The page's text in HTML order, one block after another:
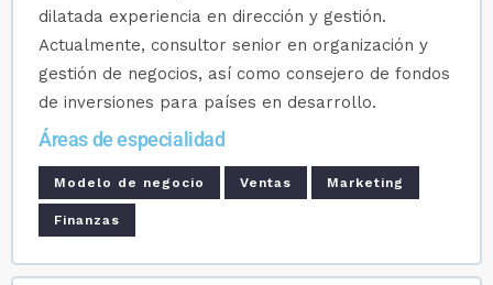
dilatada experiencia en dirección y gestión.
Actualmente, consultor senior en organización y
gestión de negocios, así como consejero de fondos
de inversiones para países en desarrollo.
Áreas de especialidad
Modelo de negocio Ventas Marketing
Finanzas